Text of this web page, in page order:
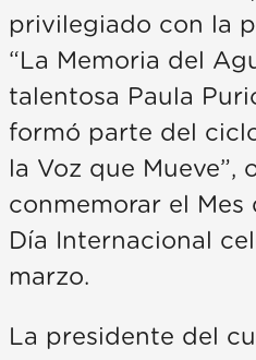
privilegiado con la
“La Memoria del
talentosa Paula
formó parte del
la Voz que Mueve”,
conmemorar el Mes
Día Internacional
marzo.
La presidente del